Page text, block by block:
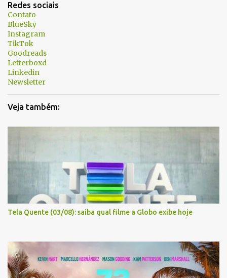
Redes sociais
Contato
BlueSky
Instagram
TikTok
Goodreads
Letterboxd
Linkedin
Newsletter
Veja também:
Tela Quente (03/08): saiba qual filme a Globo exibe hoje